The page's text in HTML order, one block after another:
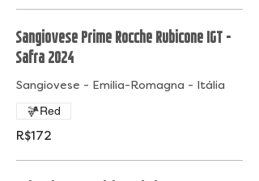
Sangiovese Prime Rocche Rubicone IGT -
Safra 2024
Sangiovese - Emilia-Romagna - Itália
R$172
Red